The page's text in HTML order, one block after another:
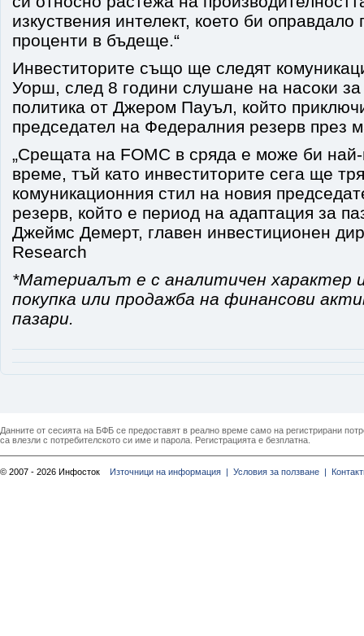
изкуствения интелект, което би оправдало
проценти в бъдеще.“
Инвеститорите също ще следят
Уорш, след 8 години слушане на насоки за
политика от Джером Пауъл, който
председател на Федералния резерв през
„Срещата на FOMC в сряда е може би
време, тъй като инвеститорите сега ще
комуникационния стил на новия
резерв, който е период на адаптация за
Джеймс Демерт, главен инвестиционен
Research
*Материалът е с аналитичен характер
покупка или продажба на финансови
пазари.
Данните от сесията на БФБ се предоставят в реално време само на регистрирани
са влезли с потребителското си име и парола. Регистрацията е безплатна.
© 2007 - 2026 Инфосток Източници на информация | Условия за ползване |